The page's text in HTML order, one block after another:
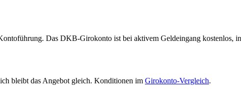
Das DKB-Girokonto ist bei aktivem Geldeingang kostenlos,
bleibt das Angebot gleich. Konditionen im Girokonto-Vergleich.